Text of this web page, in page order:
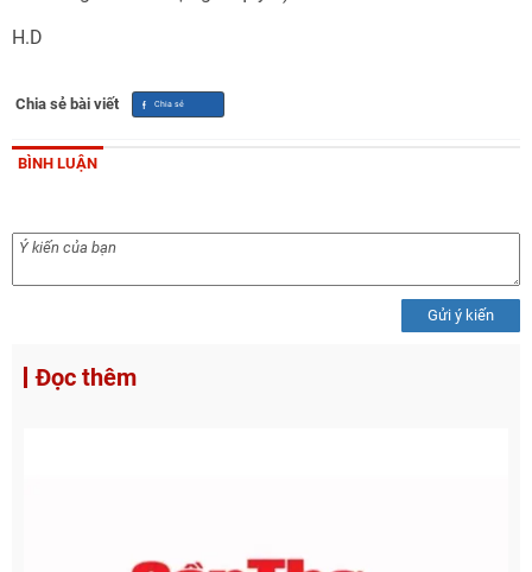
H.D
Chia sẻ bài viết
BÌNH LUẬN
Gửi ý kiến
Đọc thêm